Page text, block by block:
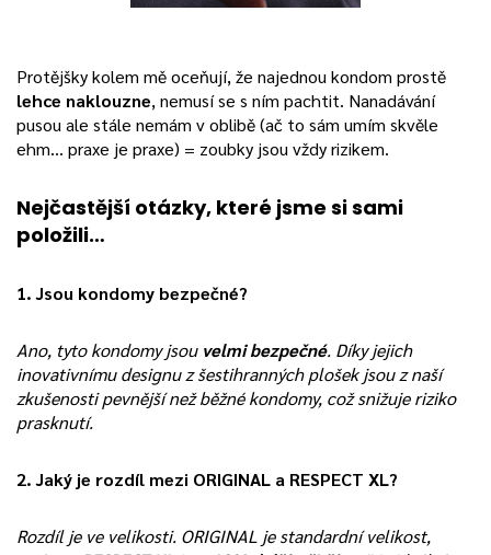
Protějšky kolem mě oceňují, že najednou kondom prostě
lehce naklouzne, nemusí se s ním pachtit. Nanadávání
pusou ale stále nemám v oblibě (ač to sám umím skvěle
ehm… praxe je praxe) = zoubky jsou vždy rizikem.
Nejčastější otázky, které jsme si sami
položili…
1. Jsou kondomy bezpečné?
Ano, tyto kondomy jsou velmi bezpečné. Díky jejich
inovativnímu designu z šestihranných plošek jsou z naší
zkušenosti pevnější než běžné kondomy, což snižuje riziko
prasknutí.
2. Jaký je rozdíl mezi ORIGINAL a RESPECT XL?
Rozdíl je ve velikosti. ORIGINAL je standardní velikost,